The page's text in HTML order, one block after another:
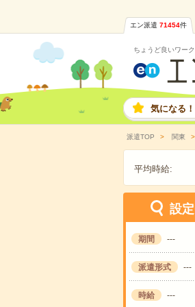
エン派遣 71454件
ちょうど良いワー
気になる
派遣TOP 関東
平均時給:
設
期間 ---
派遣形式 ---
時給 ---